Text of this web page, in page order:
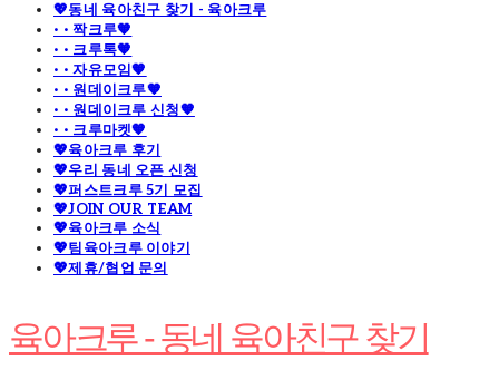
💖동네 육아친구 찾기 - 육아크루
· · 짝크루🧡
· · 크루톡🧡
· · 자유모임🧡
· · 원데이크루🧡
· · 원데이크루 신청🧡
· · 크루마켓🧡
💖육아크루 후기
💖우리 동네 오픈 신청
💖퍼스트크루 5기 모집
💖JOIN OUR TEAM
💖육아크루 소식
💖팀육아크루 이야기
💖제휴/협업 문의
육아크루 - 동네 육아친구 찾기